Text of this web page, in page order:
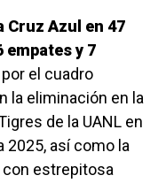
Azul en 47
y 7
el cuadro
la eliminación en la
de la UANL en
2025, así como la
con estrepitosa